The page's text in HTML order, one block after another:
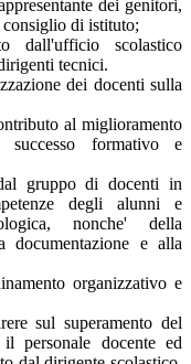
dei genitori,
di istituto;
dall'ufficio scolastico
tecnici.
dei docenti sulla
al miglioramento
successo formativo e
gruppo di docenti in
degli alunni e
nonche' della
documentazione e alla
organizzativo e
sul superamento del
personale docente ed